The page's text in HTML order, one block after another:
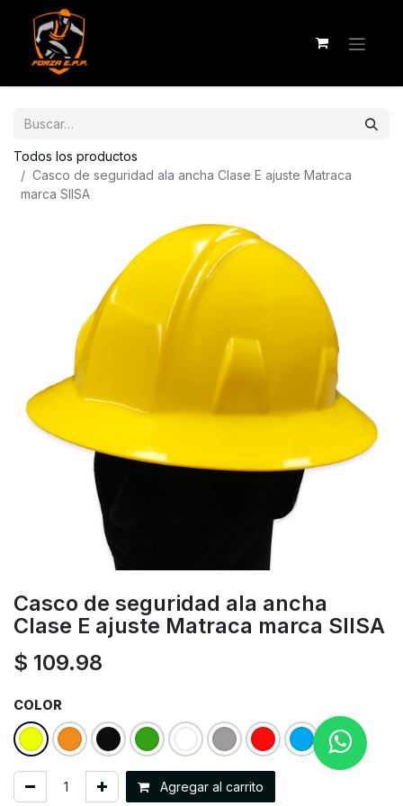
Todos los productos
Casco de seguridad ala ancha Clase E ajuste Matraca
marca SIISA
Casco de seguridad ala ancha
Clase E ajuste Matraca marca SIISA
$ 109.98
COLOR
Agregar al carrito